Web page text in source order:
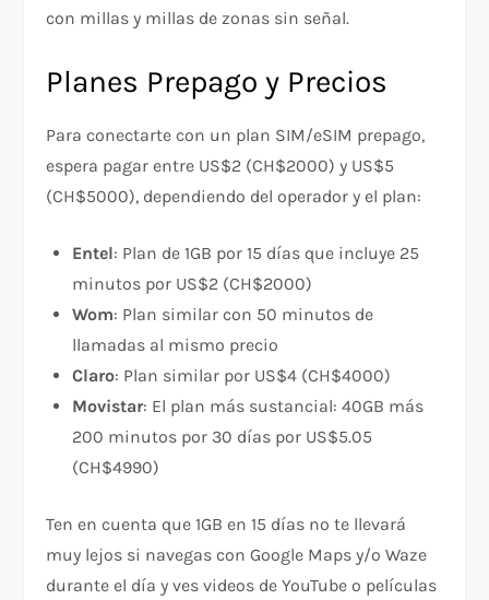
con millas y millas de zonas sin señal.
Planes Prepago y Precios
Para conectarte con un plan SIM/eSIM prepago,
espera pagar entre US$2 (CH$2000) y US$5
(CH$5000), dependiendo del operador y el plan:
Entel: Plan de 1GB por 15 días que incluye 25
minutos por US$2 (CH$2000)
Wom: Plan similar con 50 minutos de
llamadas al mismo precio
Claro: Plan similar por US$4 (CH$4000)
Movistar: El plan más sustancial: 40GB más
200 minutos por 30 días por US$5.05
(CH$4990)
Ten en cuenta que 1GB en 15 días no te llevará
muy lejos si navegas con Google Maps y/o Waze
durante el día y ves videos de YouTube o películas